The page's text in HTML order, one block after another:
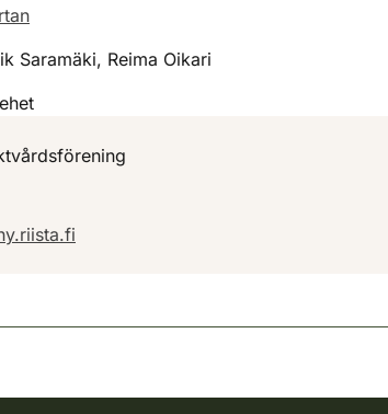
Saramäki, Reima Oikari